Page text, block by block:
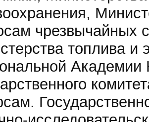
чрезвычайных
топлива и
Академии